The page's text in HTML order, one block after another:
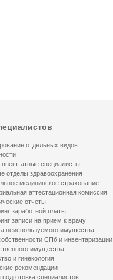
отдельных видов
внештатные специалисты
отделы здравоохранения
медицинское страхование
аттестационная комиссия
отчеты
заработной платы
записи на прием к врачу
неиспользуемого имущества
СПб и инвентаризации
имущества
и гинекология
рекомендации
специалистов